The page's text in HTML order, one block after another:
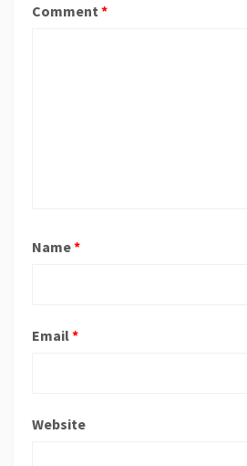
Comment *
Name*
Email*
Website